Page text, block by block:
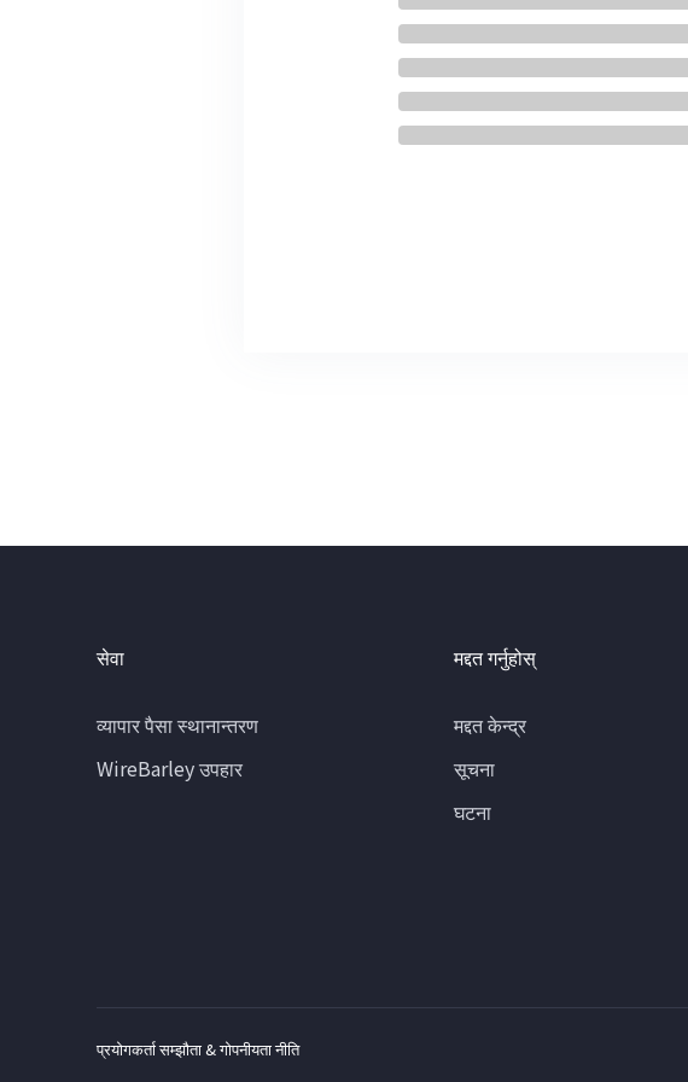
सेवा
व्यापार पैसा स्थानान्तरण
WireBarley उपहार
मद्दत गर्नुहोस्
मद्दत केन्द्र
सूचना
घटना
प्रयोगकर्ता सम्झौता & गोपनीयता नीति